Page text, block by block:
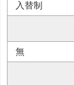
入替制
無